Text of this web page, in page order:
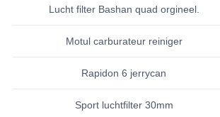
VERLICHTING
WIEL OPHANGING
WIELEN EN BANDEN
Lucht filter Bashan quad orgineel.
Motul carburateur reiniger
Rapidon 6 jerrycan
Sport luchtfilter 30mm